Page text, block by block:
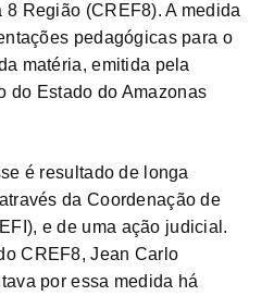
Região (CREF8). A medida
pedagógicas para o
matéria, emitida pela
do Estado do Amazonas
é resultado de longa
da Coordenação de
e de uma ação judicial.
CREF8, Jean Carlo
por essa medida há